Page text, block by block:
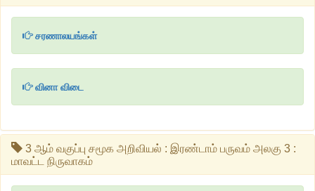
சரணாலயங்கள்
வினா விடை
3 ஆம் வகுப்பு சமூக அறிவியல் : இரண்டாம் பருவம் அலகு 3 :
மாவட்ட நிருவாகம்